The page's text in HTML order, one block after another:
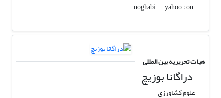
noghabi
yahoo.con
هیات تحریریه بین المللی
دراگانا بوزیچ
علوم کشاورزی